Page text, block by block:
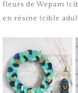
fleurs de Wepam
en résine (cible